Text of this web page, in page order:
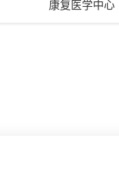
康复医学中心